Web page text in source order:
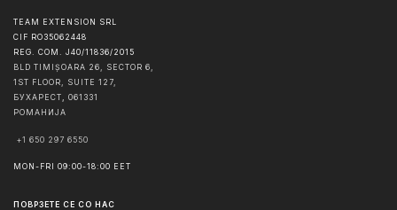
TEAM EXTENSION SRL
CIF RO35062448
REG. COM. J40/11836/2015
BLD TIMIȘOARA 26, SECTOR 6,
1ST FLOOR, SUITE 127,
БУХАРЕСТ
061331
РОМАНИЈА
+1 650 297 6550
MON-FRI 09:00-18:00 EET
ПОВРЗЕТЕ СЕ СО НАС